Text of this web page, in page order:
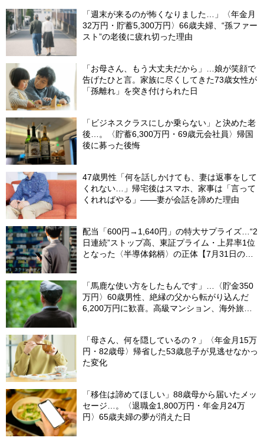
「週末が来るのが怖くなりました…」〈年金月
32万円・貯蓄5,300万円〉66歳夫婦、“孫ファー
スト”の老後に疲れ切った理由
「お母さん、もう大丈夫だから」…娘が笑顔で
告げたひと言。家族に尽くしてきた73歳女性が
「孫離れ」を突き付けられた日
「ビジネスクラスにしか乗らない」と決めた老
後…。〈貯蓄6,300万円・69歳元会社員〉帰国
後に募った後悔
47歳男性「何を話しかけても、妻は返事をして
くれない…」帰宅後はスマホ、家事は「言って
くれればやる」――妻が会話を諦めた理由
配当「600円→1,640円」の特大サプライズ…“2
日連続”ストップ高、東証プライム・上昇率1位
となった〈半導体銘柄〉の正体【7月31日の国
「馬鹿な使い方をしたもんです」…〈貯金350
万円〉60歳男性、絶縁の父から転がり込んだ
6,200万円に歓喜。高級マンション、海外旅
「母さん、何を隠しているの？」〈年金月15万
円・82歳母〉帰省した53歳息子が見逃せなかっ
た変化
「移住は諦めてほしい」88歳母から届いたメッ
セージ…。〈退職金1,800万円・年金月24万
円〉65歳夫婦の夢が消えた日